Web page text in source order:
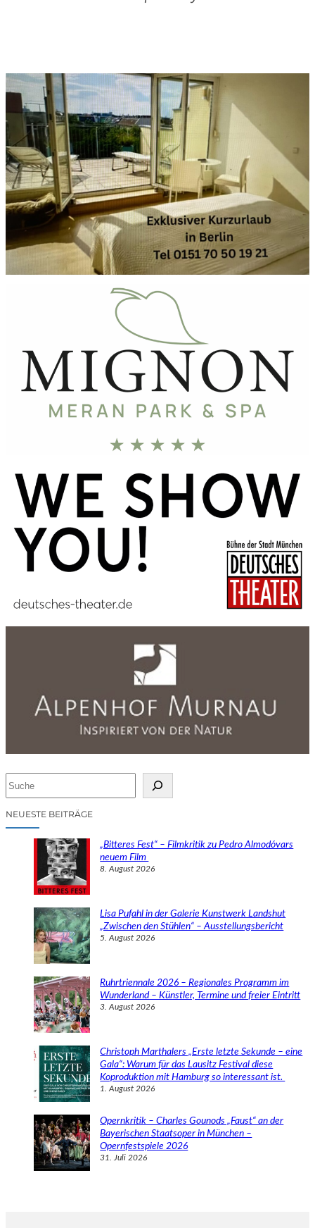
cNEUESTE BEITRÄGE
„Bitteres Fest“ – Filmkritik zu Pedro Almodóvars
neuem Film
8. August 2026
Lisa Pufahl in der Galerie Kunstwerk Landshut
„Zwischen den Stühlen“ – Ausstellungsbericht
5. August 2026
Ruhrtriennale 2026 – Regionales Programm im
Wunderland – Künstler, Termine und freier Eintritt
3. August 2026
Christoph Marthalers „Erste letzte Sekunde – eine
Gala“: Warum für das Lausitz Festival diese
Koproduktion mit Hamburg so interessant ist.
1. August 2026
Opernkritik – Charles Gounods „Faust“ an der
Bayerischen Staatsoper in München –
Opernfestspiele 2026
31. Juli 2026